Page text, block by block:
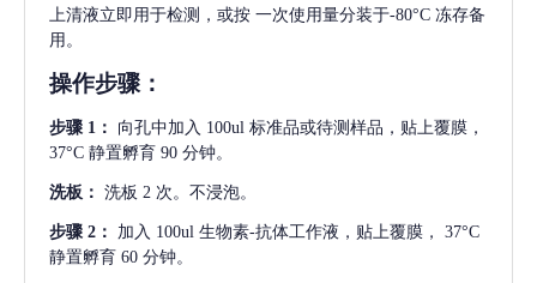
上清液立即用于检测，或按 一次使用量分装于-80°C 冻存备
用。
操作步骤：
步骤 1： 向孔中加入 100ul 标准品或待测样品，贴上覆膜，
37°C 静置孵育 90 分钟。
洗板： 洗板 2 次。不浸泡。
步骤 2： 加入 100ul 生物素-抗体工作液，贴上覆膜， 37°C
静置孵育 60 分钟。